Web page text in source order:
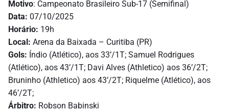
Motivo: Campeonato Brasileiro Sub-17 (Semifinal)
Data: 07/10/2025
Horário: 19h
Local: Arena da Baixada – Curitiba (PR)
Gols: Índio (Atlético), aos 33’/1T; Samuel Rodrigues
(Atlético), aos 43’/1T; Davi Alves (Athletico) aos 36’/2T;
Bruninho (Athletico) aos 43’/2T; Riquelme (Atlético), aos
46’/2T;
Árbitro: Robson Babinski